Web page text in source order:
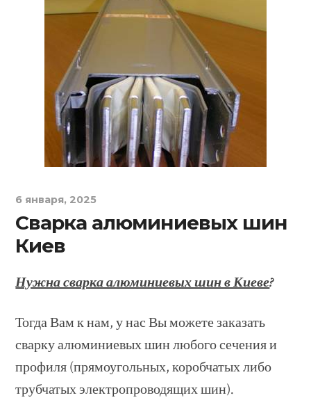
6 января, 2025
Сварка алюминиевых шин
Киев
Нужна сварка алюминиевых шин в Киеве?
Тогда Вам к нам, у нас Вы можете заказать
сварку алюминиевых шин любого сечения и
профиля (прямоугольных, коробчатых либо
трубчатых электропроводящих шин).